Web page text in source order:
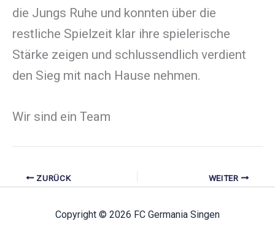
die Jungs Ruhe und konnten über die
restliche Spielzeit klar ihre spielerische
Stärke zeigen und schlussendlich verdient
den Sieg mit nach Hause nehmen.
Wir sind ein Team
ZURÜCK WEITER
Copyright © 2026 FC Germania Singen